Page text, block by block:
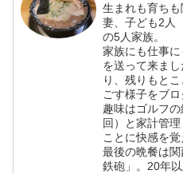
生まれも育ちも
妻、子ども2人
の5人家族。
家族にも仕事
を送って来ま
り、残りもと
ごす様子をブロ
趣味はゴルフ
回）と家計管
ことに快感を
最後の晩餐は
鉄砲」。20年以